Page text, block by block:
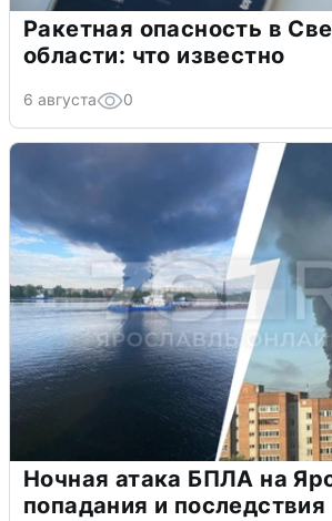
Ракетная опасность в
области: что известно
6 августа 0
Ночная атака БПЛА на
попадания и последствия